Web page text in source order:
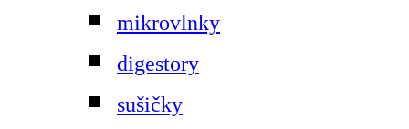
mikrovlnky
digestory
sušičky